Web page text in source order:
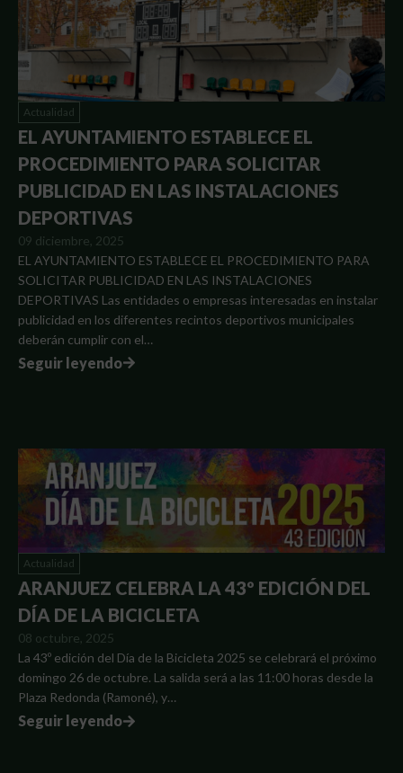
Actualidad
EL AYUNTAMIENTO ESTABLECE EL
PROCEDIMIENTO PARA SOLICITAR
PUBLICIDAD EN LAS INSTALACIONES
DEPORTIVAS
09 diciembre, 2025
EL AYUNTAMIENTO ESTABLECE EL PROCEDIMIENTO PARA
SOLICITAR PUBLICIDAD EN LAS INSTALACIONES
DEPORTIVAS Las entidades o empresas interesadas en instalar
publicidad en los diferentes recintos deportivos municipales
deberán cumplir con el…
Seguir leyendo
Actualidad
ARANJUEZ CELEBRA LA 43º EDICIÓN DEL
DÍA DE LA BICICLETA
08 octubre, 2025
La 43º edición del Día de la Bicicleta 2025 se celebrará el próximo
domingo 26 de octubre. La salida será a las 11:00 horas desde la
Plaza Redonda (Ramoné), y…
Seguir leyendo